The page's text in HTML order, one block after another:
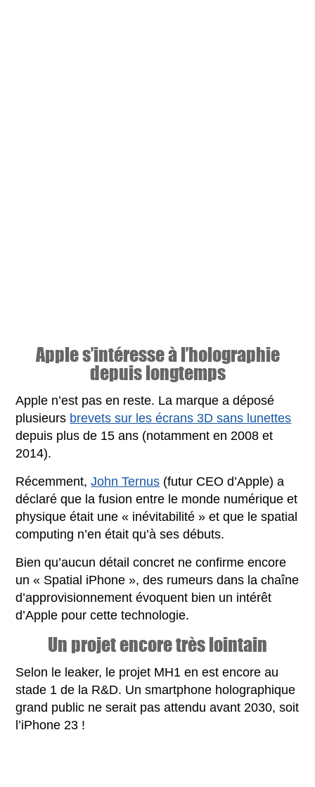
Apple s’intéresse à l’holographie
depuis longtemps
Apple n’est pas en reste. La marque a déposé
plusieurs brevets sur les écrans 3D sans lunettes
depuis plus de 15 ans (notamment en 2008 et
2014).
Récemment,John Ternus (futur CEO d’Apple) a
déclaré que la fusion entre le monde numérique et
physique était une « inévitabilité » et que le spatial
computing n’en était qu’à ses débuts.
Bien qu’aucun détail concret ne confirme encore
un « Spatial iPhone », des rumeurs dans la chaîne
d’approvisionnement évoquent bien un intérêt
d’Apple pour cette technologie.
Un projet encore très lointain
Selon le leaker, le projet MH1 en est encore au
stade 1 de la R&D. Un smartphone holographique
grand public ne serait pas attendu avant 2030, soit
l’iPhone 23 !